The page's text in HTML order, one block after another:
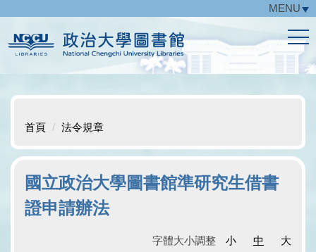
主
要
區
MENU
首頁 法令規章
國立政治大學圖書館準研究生借書
證申請辦法
字體大小調整 小 中 大